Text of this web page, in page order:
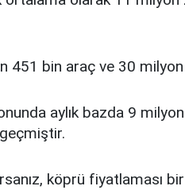
451 bin araç ve 30
aylık bazda 9
köprü fiyatlaması